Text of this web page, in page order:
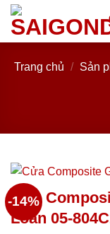
Bỏ
qua
nội
dungTrang chủ / Sản
-14%
Cửa
Loan 05-